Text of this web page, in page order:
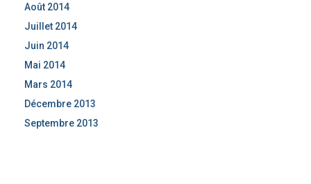
Août 2014
Juillet 2014
Juin 2014
Mai 2014
Mars 2014
Décembre 2013
Septembre 2013